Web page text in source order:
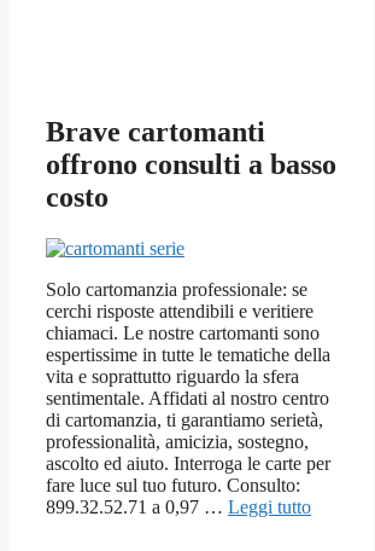
Brave cartomanti
offrono consulti a basso
costo
Solo cartomanzia professionale: se
cerchi risposte attendibili e veritiere
chiamaci. Le nostre cartomanti sono
espertissime in tutte le tematiche della
vita e soprattutto riguardo la sfera
sentimentale. Affidati al nostro centro
di cartomanzia, ti garantiamo serietà,
professionalità, amicizia, sostegno,
ascolto ed aiuto. Interroga le carte per
fare luce sul tuo futuro. Consulto:
899.32.52.71 a 0,97 … Leggi tutto